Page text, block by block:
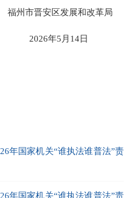
福州市晋安区发展和改革局
2026年5月14日
年国家机关“谁执法谁普法”责
年国家机关“谁执法谁普法”责